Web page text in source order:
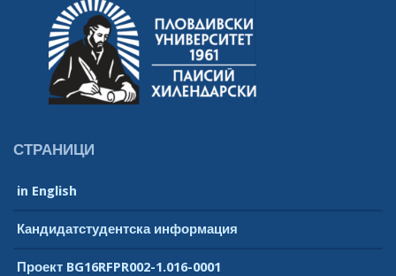
СТРАНИЦИ
in English
Кандидатстудентска информация
Проект BG16RFPR002-1.016-0001